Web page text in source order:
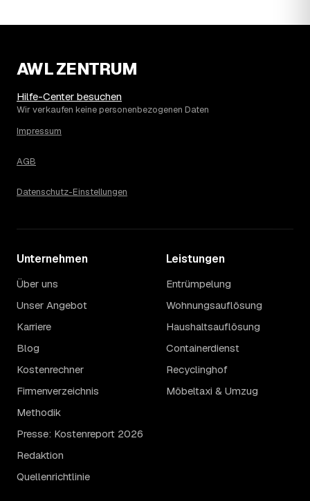
AWL ZENTRUM
Hilfe-Center besuchen
Wir verkaufen keine personenbezogenen Daten
Impressum
AGB
Datenschutz-Einstellungen
Unternehmen
Über uns
Unser Angebot
Karriere
Blog
Kostenrechner
Firmenverzeichnis
Methodik
Presse: Kostenreport 2026
Redaktion
Quellenrichtlinie
Leistungen
Entrümpelung
Wohnungsauflösung
Haushaltsauflösung
Containerdienst
Recyclinghof
Möbeltaxi & Umzug